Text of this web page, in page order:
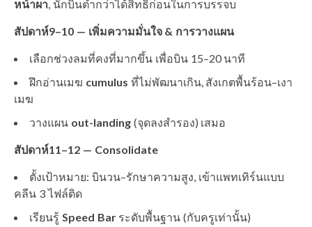
หน้าผา, นักบินต่ำกว่าได้สิทธิ์ก่อนในการบรรจบ
สัปดาห์9–10 — เพิ่มความมั่นใจ & การวางแผน
เลือกช่วงลมที่คงที่มากขึ้น เพื่อบิน 15–20 นาที
ฝึกอ่านเมฆ cumulus ที่ไม่พัฒนาเกิน, สังเกตพื้นร้อน–เงา
เมฆ
วางแผน out-landing(จุดลงสำรอง) เสมอ
สัปดาห์11–12 — Consolidate
ตั้งเป้าหมาย: บินวน–รักษาความสูง, เข้าแพทเทิร์นแบบ
คลีน 3 ไฟล์ติด
เรียนรู้ Speed Barระดับพื้นฐาน (กับครูเท่านั้น)